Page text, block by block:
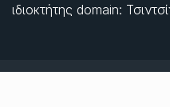
ιδιοκτήτης domain: